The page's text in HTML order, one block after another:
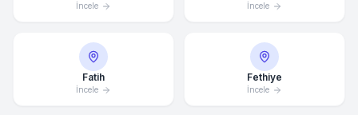
İncele İncele
Fatih
İncele
Fethiye
İncele